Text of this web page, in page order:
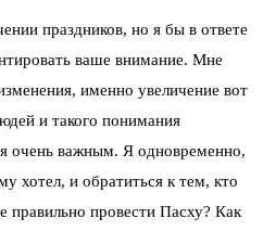
праздников, но я бы в ответе
ваше внимание. Мне
именно увеличение вот
и такого понимания
очень важным. Я одновременно,
хотел, и обратиться к тем, кто
правильно провести Пасху? Как